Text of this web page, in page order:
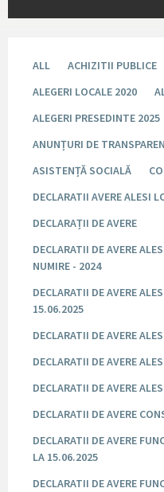
ALL ACHIZITII PUBLICE
ALEGERI LOCALE 2020
ALEGERI PRESEDINTE 2025
ANUNȚURI DE
ASISTENȚĂ SOCIALĂ
DECLARATII AVERE ALESI
DECLARAȚII DE AVERE
DECLARATII DE AVERE
NUMIRE - 2024
DECLARATII DE AVERE
15.06.2025
DECLARATII DE AVERE
DECLARATII DE AVERE
DECLARATII DE AVERE
DECLARATII DE AVERE
DECLARATII DE AVERE
LA 15.06.2025
DECLARATII DE AVERE